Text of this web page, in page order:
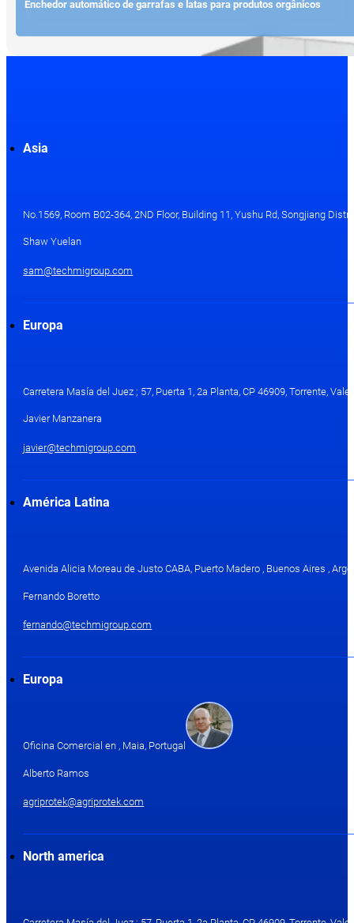
Enchedor automático de garrafas e latas para produtos orgânicos
Asia
No.1569, Room B02-364, 2ND Floor, Building 11, Yushu Rd, Songjiang
Shaw Yuelan
sam@techmigroup.com
Europa
Carretera Masía del Juez ; 57, Puerta 1, 2a Planta, CP 46909, Torrente,
Javier Manzanera
javier@techmigroup.com
América Latina
Avenida Alicia Moreau de Justo CABA, Puerto Madero , Buenos Aires ,
Fernando Boretto
fernando@techmigroup.com
Europa
Oficina Comercial en , Maia, Portugal
Alberto Ramos
agriprotek@agriprotek.com
North america